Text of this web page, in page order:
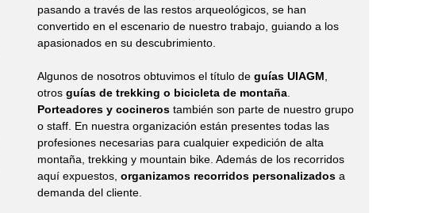
pasando a través de las restos arqueológicos, se han
convertido en el escenario de nuestro trabajo, guiando a los
apasionados en su descubrimiento.
Algunos de nosotros obtuvimos el título deguías UIAGM
otrosguías de trekking o bicicleta de montaña
Porteadores y cocineros también son parte de nuestro grupo
o staff. En nuestra organización están presentes todas las
profesiones necesarias para cualquier expedición de alta
montaña, trekking y mountain bike. Además de los recorridos
aquí expuestos,organizamos recorridos personalizados a
demanda del cliente.